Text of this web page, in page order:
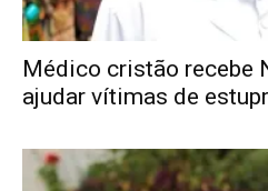
Médico cristão recebe
ajudar vítimas de